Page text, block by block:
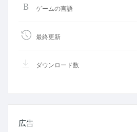
ゲームの言語
最終更新
ダウンロード数
広告